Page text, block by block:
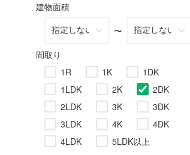
建物面積
〜
間取り
1R
1K
1DK
1LDK
2K
2DK
2LDK
3K
3DK
3LDK
4K
4DK
4LDK
5LDK以上